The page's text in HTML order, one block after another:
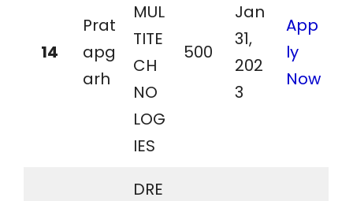
14
Prat
apg
arh
MUL
TITE
CH
NO
LOG
IES
500
Jan
31,
202
3
App
ly
Now
DRE